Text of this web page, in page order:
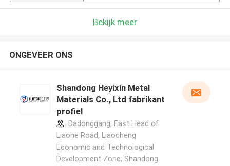
Bekijk meer
ONGEVEER ONS
Shandong Heyixin Metal
Materials Co., Ltd fabrikant
profiel
Dadonggang, East Head of
Liaohe Road, Liaocheng
Economic and Technological
Development Zone, Shandong